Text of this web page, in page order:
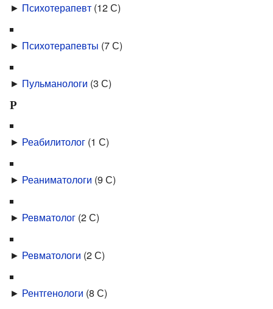
► Психотерапевт (12 С)
► Психотерапевты (7 С)
► Пульманологи (3 С)
Р
► Реабилитолог (1 С)
► Реаниматологи (9 С)
► Ревматолог (2 С)
► Ревматологи (2 С)
► Рентгенологи (8 С)